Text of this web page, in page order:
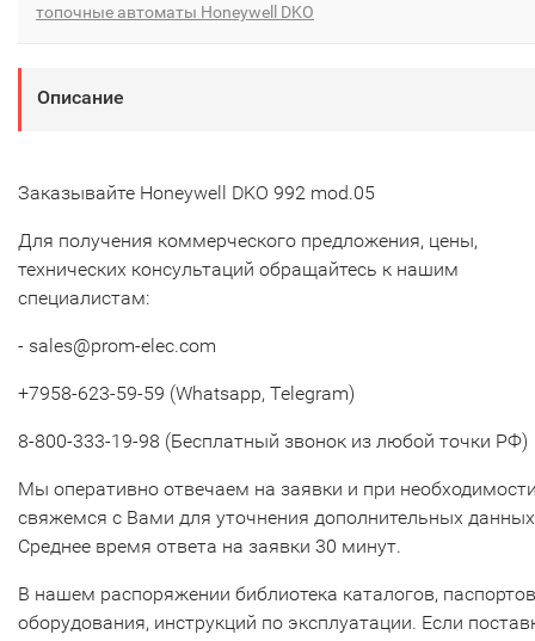
топочные автоматы Honeywell DKO
Описание
Заказывайте Honeywell DKO 992 mod.05
Для получения коммерческого предложения, цены,
технических консультаций обращайтесь к нашим
специалистам:
- sales@prom-elec.com
+7958-623-59-59 (Whatsapp, Telegram)
8-800-333-19-98 (Бесплатный звонок из любой точки РФ)
Мы оперативно отвечаем на заявки и при
свяжемся с Вами для уточнения дополнительных
Среднее время ответа на заявки 30 минут.
В нашем распоряжении библиотека каталогов, паспортов
оборудования, инструкций по эксплуатации. Если